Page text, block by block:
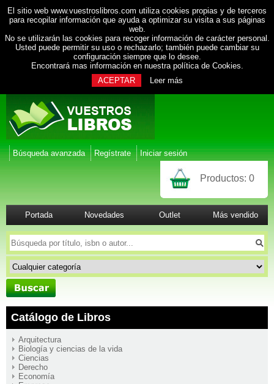
El sitio web www.vuestroslibros.com utiliza cookies propias y de terceros
para recopilar información que ayuda a optimizar su visita a sus páginas
web.
No se utilizarán las cookies para recoger información de carácter personal.
Usted puede permitir su uso o rechazarlo; también puede cambiar su
configuración siempre que lo desee.
Encontrará mas información en nuestra política de Cookies.
ACEPTAR
Leer más
Búsqueda avanzada Regístrate Iniciar sesión
Productos: 0
Portada Novedades Outlet Más vendido
Catálogo de Libros
Arquitectura
Biología y ciencias de la vida
Ciencias
Derecho
Economía